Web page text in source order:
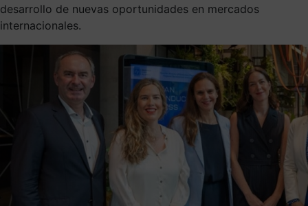
desarrollo de nuevas oportunidades en mercados
internacionales.